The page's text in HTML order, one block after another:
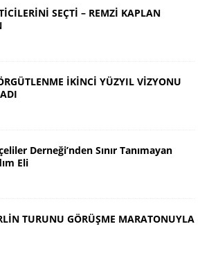
SEÇTİ – REMZİ KAPLAN
İKİNCİ YÜZYIL VİZYONU
Derneği’nden Sınır Tanımayan
Eli
TURUNU GÖRÜŞME MARATONUYLA